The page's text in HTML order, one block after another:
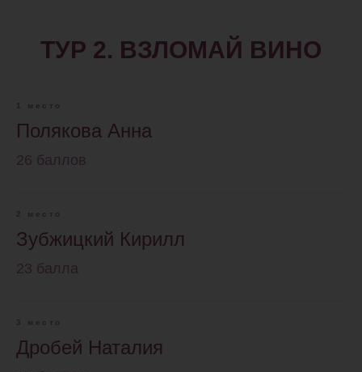
ТУР 2. ВЗЛОМАЙ ВИНО
1 место
Полякова Анна
26 баллов
2 место
Зубжицкий Кирилл
23 балла
3 место
Дробей Наталия